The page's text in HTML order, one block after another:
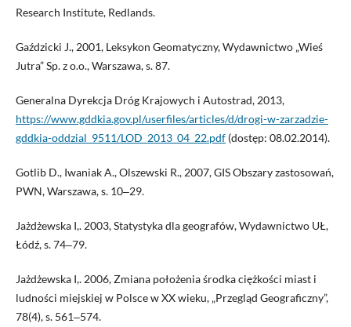
Research Institute, Redlands.
Gaździcki J., 2001, Leksykon Geomatyczny, Wydawnictwo „Wieś
Jutra” Sp. z o.o., Warszawa, s. 87.
Generalna Dyrekcja Dróg Krajowych i Autostrad, 2013,
https://www.gddkia.gov.pl/userfiles/articles/d/drogi-w-zarzadzie-
gddkia-oddzial_9511/LOD_2013_04_22.pdf(dostęp: 08.02.2014).
Gotlib D., Iwaniak A., Olszewski R., 2007, GIS Obszary zastosowań,
PWN, Warszawa, s. 10‒29.
Jażdżewska I,. 2003, Statystyka dla geografów, Wydawnictwo UŁ,
Łódź, s. 74‒79.
Jażdżewska I,. 2006, Zmiana położenia środka ciężkości miast i
ludności miejskiej w Polsce w XX wieku, „Przegląd Geograficzny”,
78(4), s. 561‒574.